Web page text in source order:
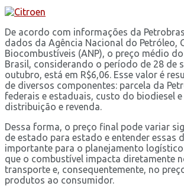
De acordo com informações da
dados da Agência Nacional do Petróleo,
Biocombustíveis (ANP), o preço médio
Brasil, considerando o período de 28 de
outubro, está em R$6,06. Esse valor é
de diversos componentes: parcela da
federais e estaduais, custo do biodiesel
distribuição e revenda.
Dessa forma, o preço final pode variar
de estado para estado e entender essas
importante para o planejamento
que o combustível impacta diretamente
transporte e, consequentemente, no
produtos ao consumidor.